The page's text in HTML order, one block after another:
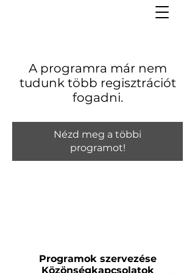
A programra már nem
tudunk több regisztrációt
fogadni.
Nézd meg a többi
programot!
Programok szervezése
Közönségkapcsolatok